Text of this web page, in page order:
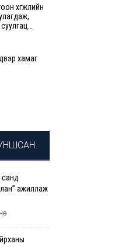
хөгжлийн
ажиллаж